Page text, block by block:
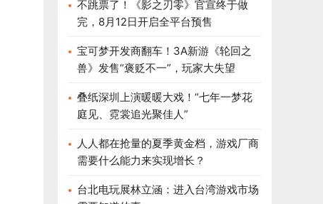
不跳票了！《影之刃零》官宣终于做
完，8月12日开启全平台预售
宝可梦开发商翻车！3A新游《轮回之
兽》发售“褒贬不一”，玩家大失望
叠纸深圳上演暖暖大戏！“七年一梦花
庭见、霓裳追光聚佳人”
人人都在抢量的夏季黄金档，游戏厂商
需要什么能力来实现增长？
台北电玩展林立涵：进入台湾游戏市场